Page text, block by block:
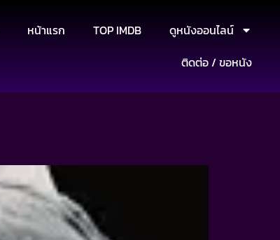
หน้าแรก TOP IMDB
ดูหนังออนไลน์
ติดต่อ / ขอหนัง